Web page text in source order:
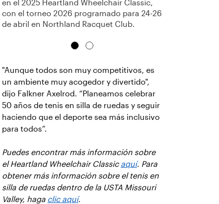
en el 2025 Heartland Wheelchair Classic,
con el torneo 2026 programado para 24-26
de abril en Northland Racquet Club.
"Aunque todos son muy competitivos, es
un ambiente muy acogedor y divertido",
dijo Falkner Axelrod. “Planeamos celebrar
50 años de tenis en silla de ruedas y seguir
haciendo que el deporte sea más inclusivo
para todos”.
Puedes encontrar más información sobre
el Heartland Wheelchair Classic aquí. Para
obtener más información sobre el tenis en
silla de ruedas dentro de la USTA Missouri
Valley, haga clic aquí.